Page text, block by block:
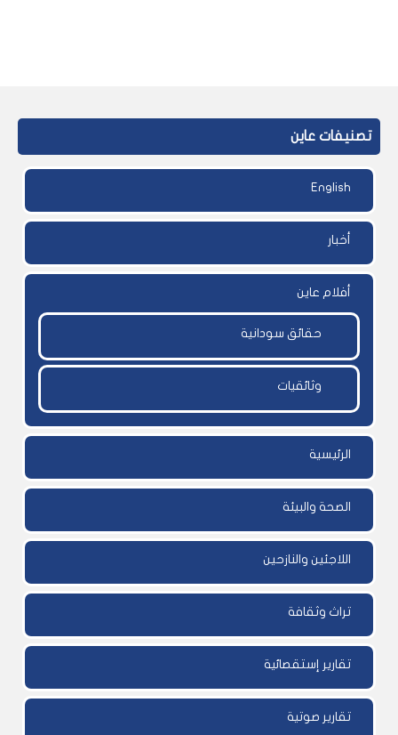
تصنيفات عاين
English
أخبار
أفلام عاين
حقائق سودانية
وثائقيات
الرئيسية
الصحة والبيئة
اللاجئين والنازحين
تراث وثقافة
تقارير إستقصائية
تقارير صوتية